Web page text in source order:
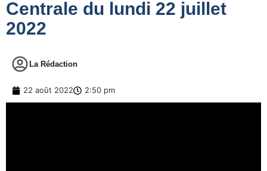
Centrale du lundi 22 juillet
2022
La Rédaction
22 août 2022 2:50 pm